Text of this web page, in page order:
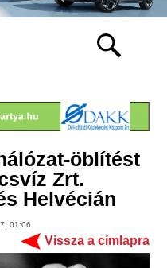
öblítést
Zrt.
Helvécián
01:06
Vissza a címlapra